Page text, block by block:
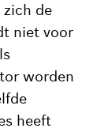
de
niet voor
worden
heeft